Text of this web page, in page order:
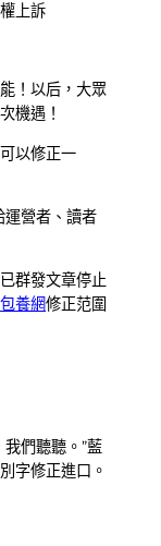
上訴
！以后，大眾
機遇！
以修正一
運營者、讀者
群發文章停止
包養網修正范圍
們聽聽。”藍
字修正進口。